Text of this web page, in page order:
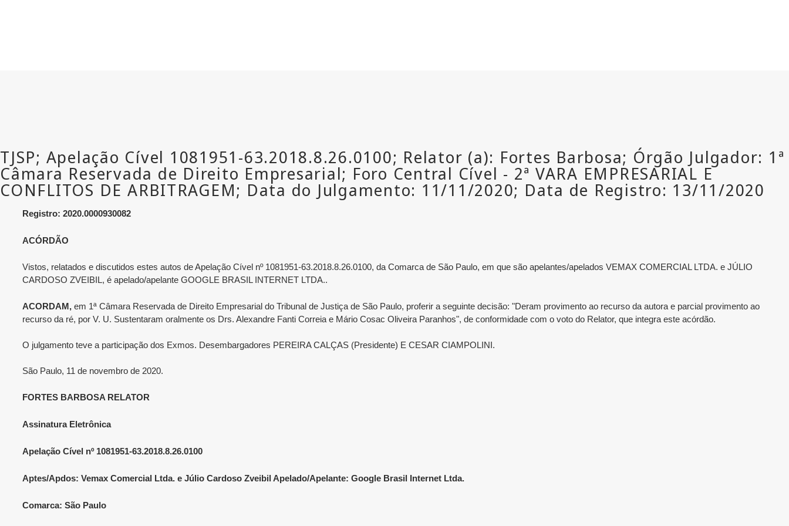
Registro: 2020.0000930082
ACÓRDÃO
Vistos, relatados e discutidos estes autos de Apelação Cível nº 1081951-63.2018.8.26.0100, da Comarca de São Paulo, em que são apelantes/apelados VEMAX COMERCIAL LTDA. e JÚLIO
CARDOSO ZVEIBIL, é apelado/apelante GOOGLE BRASIL INTERNET LTDA..
ACORDAM, em 1ª Câmara Reservada de Direito Empresarial do Tribunal de Justiça de São Paulo, proferir a seguinte decisão: "Deram provimento ao recurso da autora e parcial provimento ao
recurso da ré, por V. U. Sustentaram oralmente os Drs. Alexandre Fanti Correia e Mário Cosac Oliveira Paranhos", de conformidade com o voto do Relator, que integra este acórdão.
O julgamento teve a participação dos Exmos. Desembargadores PEREIRA CALÇAS (Presidente) E CESAR CIAMPOLINI.
São Paulo, 11 de novembro de 2020.
FORTES BARBOSA RELATOR
Assinatura Eletrônica
Apelação Cível nº 1081951-63.2018.8.26.0100
Aptes/Apdos: Vemax Comercial Ltda. e Júlio Cardoso Zveibil Apelado/Apelante: Google Brasil Internet Ltda.
Comarca: São Paulo